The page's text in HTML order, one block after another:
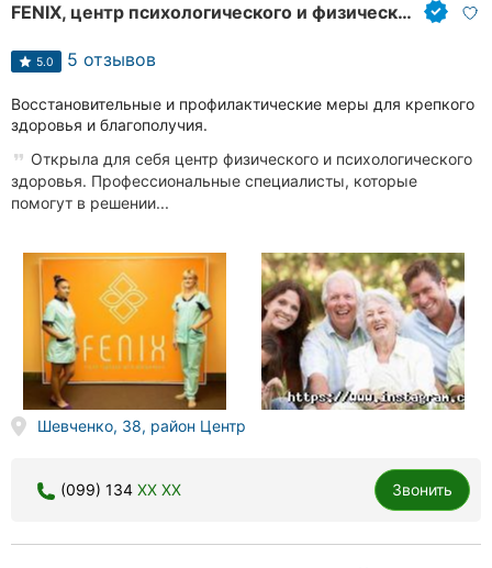
Черновцы
Сумы
Ивано-
Луцк
FENIX, центр психологического и физического здоровья
5.0 5 отзывов
Восстановительные и профилактические меры для крепкого
здоровья и благополучия.
Открыла для себя центр физического и психологического
здоровья. Профессиональные специалисты, которые
помогут в решении...
Шевченко, 38, район Центр
(099) 134 XX XX Звонить